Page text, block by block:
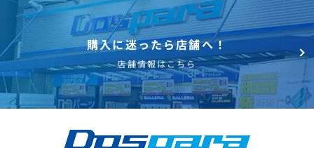
購入に迷ったら店舗へ！
店舗情報はこちら